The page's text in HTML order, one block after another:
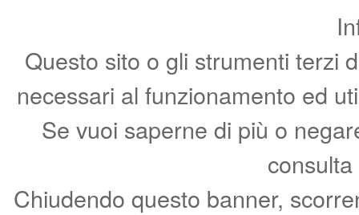
Questo sito o gli strumenti terzi
necessari al funzionamento ed
Se vuoi saperne di più o
Chiudendo questo banner,